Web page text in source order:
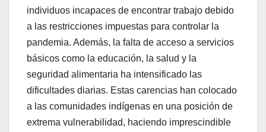
individuos incapaces de encontrar trabajo debido
a las restricciones impuestas para controlar la
pandemia. Además, la falta de acceso a servicios
básicos como la educación, la salud y la
seguridad alimentaria ha intensificado las
dificultades diarias. Estas carencias han colocado
a las comunidades indígenas en una posición de
extrema vulnerabilidad, haciendo imprescindible